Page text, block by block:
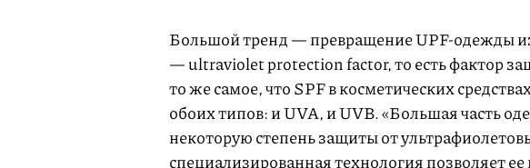
Большой тренд — превращение UPF-одежды
— ultraviolet protection factor, то есть фактор
то же самое, что SPF в косметических
обоих типов: и UVA, и UVB. «Большая часть
некоторую степень защиты от
специализированная технология позволяет